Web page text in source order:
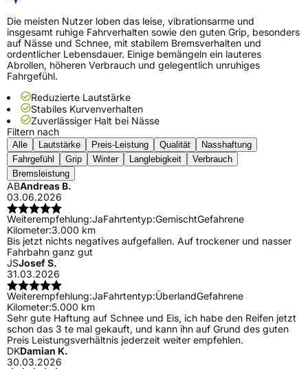
Die meisten Nutzer loben das leise, vibrationsarme und
insgesamt ruhige Fahrverhalten sowie den guten Grip, besonders
auf Nässe und Schnee, mit stabilem Bremsverhalten und
ordentlicher Lebensdauer. Einige bemängeln ein lauteres
Abrollen, höheren Verbrauch und gelegentlich unruhiges
Fahrgefühl.
Reduzierte Lautstärke
Stabiles Kurvenverhalten
Zuverlässiger Halt bei Nässe
Filtern nach
Alle Lautstärke Preis-Leistung Qualität
Nasshaftung
Fahrgefühl
Grip Winter Langlebigkeit
Verbrauch
Bremsleistung
ABAndreas B.
03.06.2026
Weiterempfehlung:JaFahrtentyp:GemischtGefahrene
Kilometer:3.000 km
Bis jetzt nichts negatives aufgefallen. Auf trockener und nasser
Fahrbahn ganz gut
JSJosef S.
31.03.2026
Weiterempfehlung:JaFahrtentyp:ÜberlandGefahrene
Kilometer:5.000 km
Sehr gute Haftung auf Schnee und Eis, ich habe den Reifen jetzt
schon das 3 te mal gekauft, und kann ihn auf Grund des guten
Preis Leistungsverhältnis jederzeit weiter empfehlen.
DKDamian K.
30.03.2026